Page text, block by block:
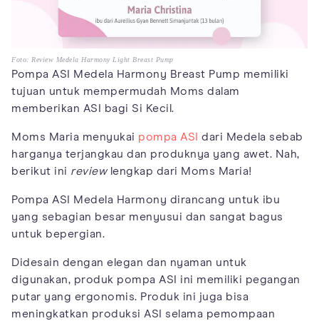
Foto: Review Medela Harmony Light Breast Pump
Pompa ASI Medela Harmony Breast Pump memiliki
tujuan untuk mempermudah Moms dalam
memberikan ASI bagi Si Kecil.
Moms Maria menyukai pompa ASI
dari Medela sebab
harganya terjangkau dan produknya yang awet. Nah,
berikut ini reviewlengkap dari Moms Maria!
Pompa ASI Medela Harmony dirancang untuk ibu
yang sebagian besar menyusui dan sangat bagus
untuk bepergian.
Didesain dengan elegan dan nyaman untuk
digunakan, produk pompa ASI ini memiliki pegangan
putar yang ergonomis. Produk ini juga bisa
meningkatkan produksi ASI selama pemompaan